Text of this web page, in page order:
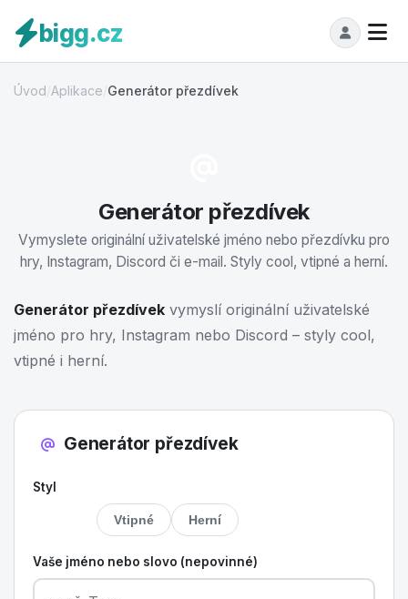
bigg.cz
Úvod Aplikace Generátor přezdívek
Generátor přezdívek
Vymyslete originální uživatelské jméno nebo přezdívku pro
hry, Instagram, Discord či e-mail. Styly cool, vtipné a herní.
Generátor přezdívek vymyslí originální uživatelské
jméno pro hry, Instagram nebo Discord – styly cool,
vtipné i herní.
Generátor přezdívek
Styl
Vtipné Herní
Vaše jméno nebo slovo (nepovinné)